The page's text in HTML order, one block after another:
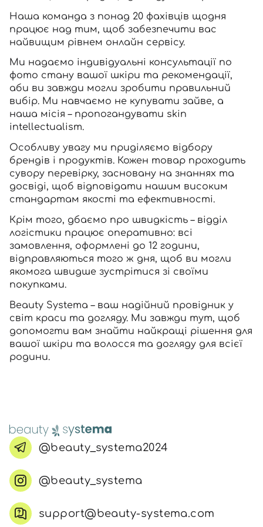
Креми для тіла з SPF
Мініатюри
Карбоксітерапія
Бʼюті гаджети
Автозасмага
Набори
Шия і декольте
Для дітей
Спеціальний догляд
Для дітей
Для чоловіків
Дезодоранти
Засоби для інтимної гігієни
Автозасмага для тіла
Наша команда з понад 20 фахівців щодня
працює над тим, щоб забезпечити вас
найвищим рівнем онлайн сервісу.
Ми надаємо індивідуальні консультації по
фото стану вашої шкіри та рекомендації,
аби ви завжди могли зробити правильний
вибір. Ми навчаємо не купувати зайве, а
наша місія – пропогандувати skin
intellectualism.
Особливу увагу ми приділяємо відбору
брендів і продуктів. Кожен товар проходить
сувору перевірку, засновану на знаннях та
досвіді, щоб відповідати нашим високим
стандартам якості та ефективності.
Крім того, дбаємо про швидкість – відділ
логістики працює оперативно: всі
замовлення, оформлені до 12 години,
відправляються того ж дня, щоб ви могли
якомога швидше зустрітися зі своїми
покупками.
Beauty Systema – ваш надійний провідник у
світ краси та догляду. Ми завжди тут, щоб
допомогти вам знайти найкращі рішення для
вашої шкіри та волосся та догляду для всієї
родини.
Вхід Реєстрація
Номер телефону
Відправляючи форму для авторизації/реєстрації ви
приймаєте умови
Угоди користувача
Увійти за допомогою e-mail
@beauty_systema2024
@beauty_systema
support@beauty-systema.com